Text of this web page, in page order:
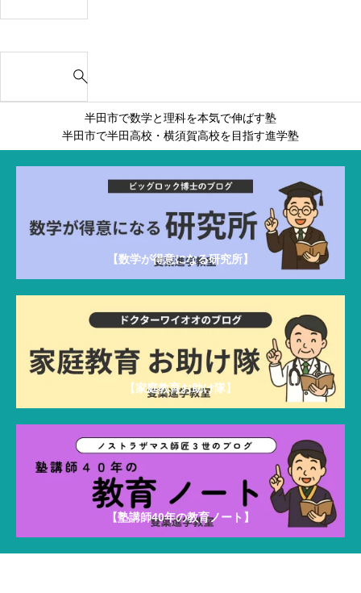
方法
校受験
そうな
重視す
強方法
a
半田市で数学と理科を本気で伸ばす塾
半田市で半田高校・横須賀高校を目指す進学塾
【数学が得意になる研究所】
【家庭教育お助け隊】
【塾講師40年の教育ノート】